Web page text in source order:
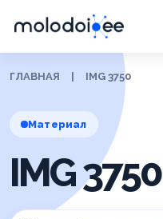
ГЛАВНАЯ IMG 3750
Материал
IMG 3750